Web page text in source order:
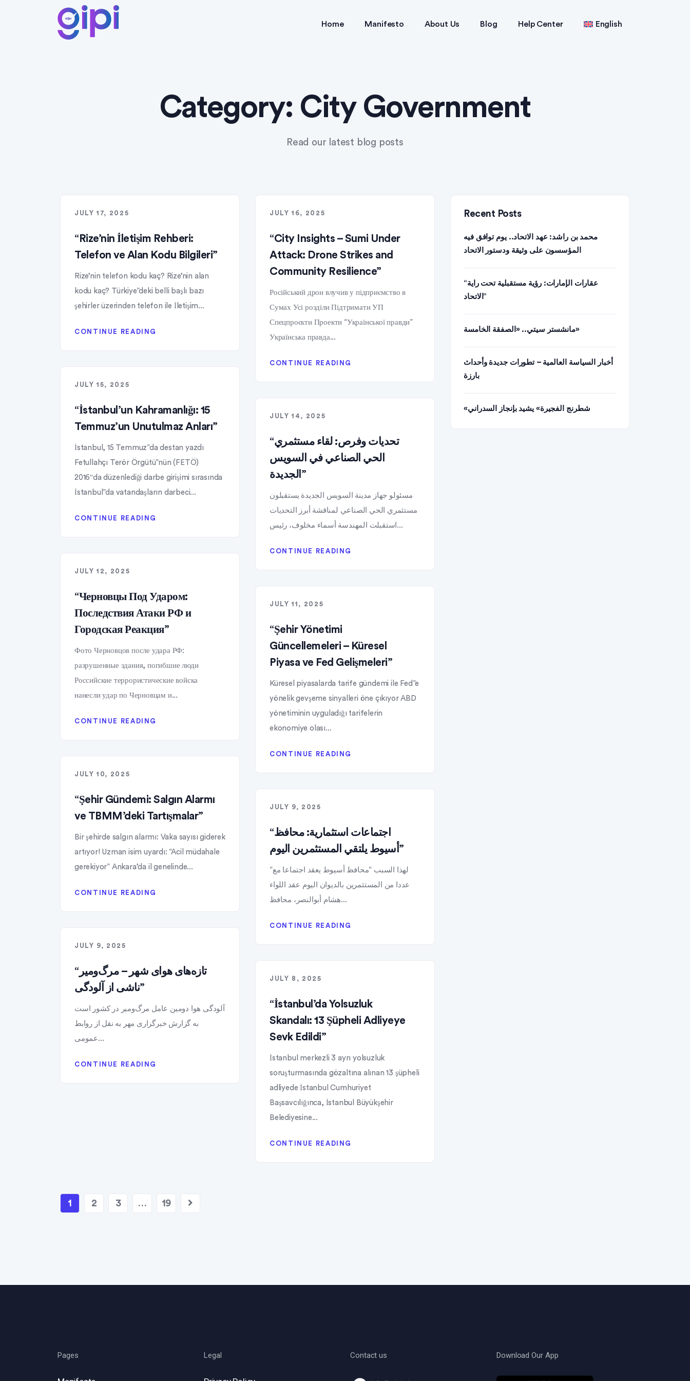
Home Manifesto About Us Blog Help Center English
Category: City Government
Read our latest blog posts
JULY 17, 2025
“Rize’nin İletişim Rehberi:
Telefon ve Alan Kodu Bilgileri”
Rize’nin telefon kodu kaç? Rize’nin alan
kodu kaç? Türkiye”deki belli başlı bazı
şehirler üzerinden telefon ile İletişim...
CONTINUE READING
JULY 16, 2025
“City Insights – Sumi Under
Attack: Drone Strikes and
Community Resilience”
Російський дрон влучив у підприємство в
Сумах Усі розділи Підтримати УП
Спецпроєкти Проекти “Української правди”
Українська правда...
CONTINUE READING
JULY 15, 2025
“İstanbul’un Kahramanlığı: 15
Temmuz’un Unutulmaz Anları”
İstanbul, 15 Temmuz”da destan yazdı
Fetullahçı Terör Örgütü”nün (FETÖ)
2016″da düzenlediği darbe girişimi sırasında
İstanbul”da vatandaşların darbeci...
CONTINUE READING
JULY 14, 2025
“تحديات وفرص: لقاء مستثمري
الحي الصناعي في السويس
الجديدة”
مسئولو جهاز مدينة السويس الجديدة يستقبلون
مستثمري الحي الصناعي لمناقشة أبرز التحديات
استقبلت المهندسة أسماء مخلوف، رئيس...
CONTINUE READING
JULY 12, 2025
“Черновцы Под Ударом:
Последствия Атаки РФ и
Городская Реакция”
Фото Черновцов после удара РФ:
разрушенные здания, погибшие люди
Российские террористические войска
нанесли удар по Черновцам и...
CONTINUE READING
JULY 11, 2025
“Şehir Yönetimi
Güncellemeleri – Küresel
Piyasa ve Fed Gelişmeleri”
Küresel piyasalarda tarife gündemi ile Fed”e
yönelik gevşeme sinyalleri öne çıkıyor ABD
yönetiminin uyguladığı tarifelerin
ekonomiye olası...
CONTINUE READING
JULY 10, 2025
“Şehir Gündemi: Salgın Alarmı
ve TBMM’deki Tartışmalar”
Bir şehirde salgın alarmı: Vaka sayısı giderek
artıyor! Uzman isim uyardı: “Acil müdahale
gerekiyor” Ankara’da il genelinde...
CONTINUE READING
JULY 9, 2025
“اجتماعات استثمارية: محافظ
أسيوط يلتقي المستثمرين اليوم”
“لهذا السبب “محافظ أسيوط يعقد اجتماعا مع
عددا من المستثمرين بالديوان اليوم عقد اللواء
هشام أبوالنصر، محافظ...
CONTINUE READING
JULY 9, 2025
“تازه‌های هوای شهر – مرگ‌ومیر
ناشی از آلودگی”
آلودگی هوا دومین عامل مرگ‌ومیر در کشور است
به گزارش خبرگزاری مهر به نقل از روابط
عمومی...
CONTINUE READING
JULY 8, 2025
“İstanbul’da Yolsuzluk
Skandalı: 13 Şüpheli Adliyeye
Sevk Edildi”
İstanbul merkezli 3 ayrı yolsuzluk
soruşturmasında gözaltına alınan 13 şüpheli
adliyede İstanbul Cumhuriyet
Başsavcılığınca, İstanbul Büyükşehir
Belediyesine...
CONTINUE READING
1 2 3 … 19
Recent Posts
محمد بن راشد: عهد الاتحاد.. يوم توافق فيه
المؤسسون على وثيقة ودستور الاتحاد
“عقارات الإمارات: رؤية مستقبلية تحت راية
الاتحاد”
مانشستر سيتي.. «الصفقة الخامسة»
أخبار السياسة العالمية – تطورات جديدة وأحداث
بارزة
«شطرنج الفجيرة» يشيد بإنجاز السدراني
Pages Legal Contact us Download Our App